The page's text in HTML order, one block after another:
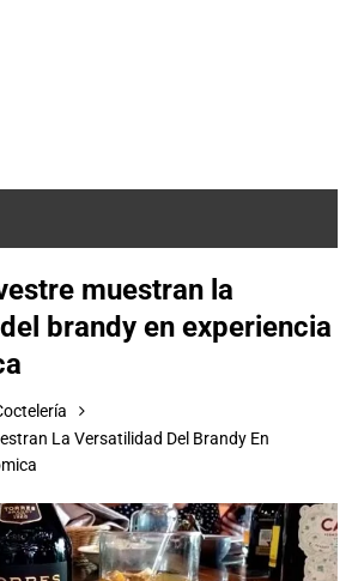
muestran la
brandy en experiencia
La Versatilidad Del Brandy En